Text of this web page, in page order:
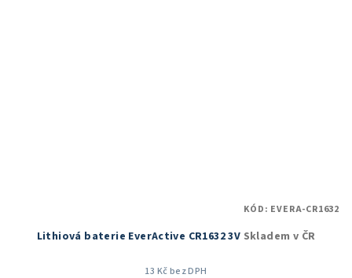
Lithiová baterie EverActive CR1632 3V Skladem v ČR
13 Kč bez DPH
KÓD: EVERA-CR1632